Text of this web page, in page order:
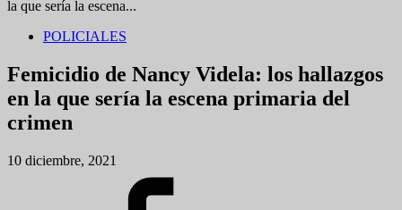
la que sería la escena...
POLICIALES
Femicidio de Nancy Videla: los hallazgos
en la que sería la escena primaria del
crimen
10 diciembre, 2021